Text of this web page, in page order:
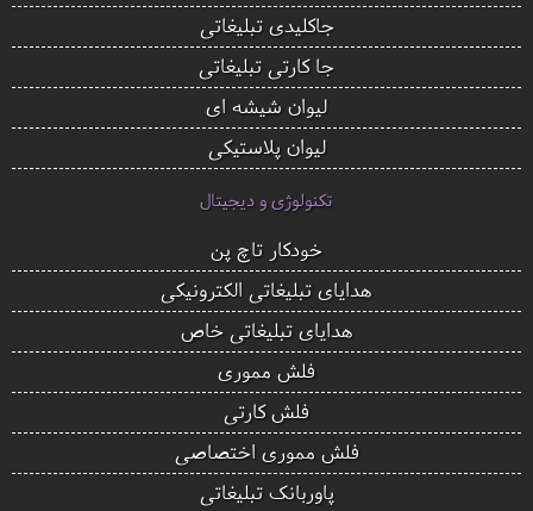
جاکلیدی تبلیغاتی
جا کارتی تبلیغاتی
لیوان شیشه ای
لیوان پلاستیکی
تکنولوژی و دیجیتال
خودکار تاچ پن
هدایای تبلیغاتی الکترونیکی
هدایای تبلیغاتی خاص
فلش مموری
فلش کارتی
فلش مموری اختصاصی
پاوربانک تبلیغاتی